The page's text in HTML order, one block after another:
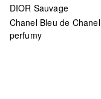
DIOR Sauvage
Chanel Bleu de Chanel
perfumy